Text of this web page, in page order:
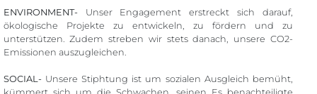
ENVIRONMENT- Unser Engagement erstreckt sich darauf,
ökologische Projekte zu entwickeln, zu fördern und zu
unterstützen. Zudem streben wir stets danach, unsere CO2-
Emissionen auszugleichen.
SOCIAL- Unsere Stiphtung ist um sozialen Ausgleich bemüht,